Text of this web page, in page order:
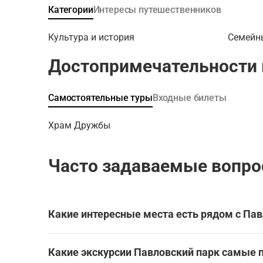
которая
Пиль-
вы
КатегорииИнтересы путешественников
Культура и история
Достопримечательности
Самостоятельные турыВходные билеты
Храм Дружбы
Часто задаваемые
Какие интересные места есть рядом с
Эти экскурсии охватывают Павловского парк
Какие экскурсии Павловский парк самые